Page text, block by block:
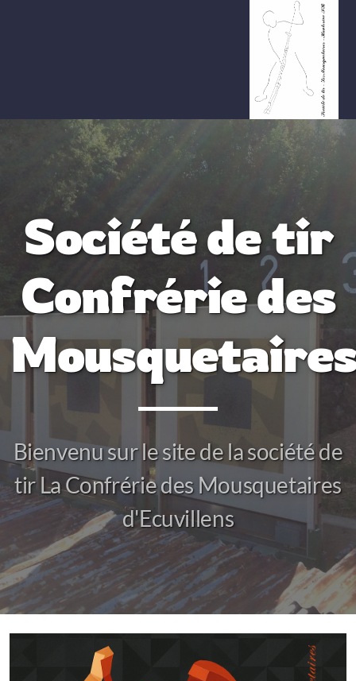
Société de tir
Confrérie des
Mousquetaires
Bienvenu sur le site de la société de
tir La Confrérie des Mousquetaires
d'Ecuvillens
Membres
Historique
Programmes
Agenda
2025